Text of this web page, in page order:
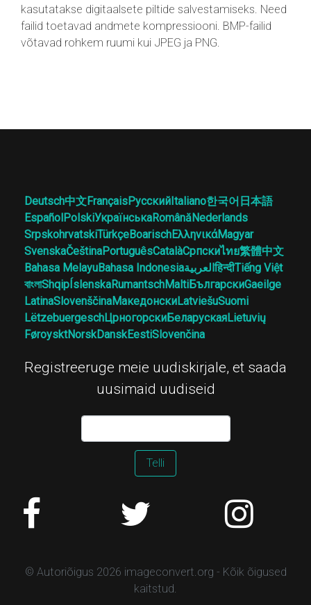
kasutatakse digitaalsete piltide salvestamiseks. Need
failid toetavad andmete kompressiooni. BMP-failid
võtavad rohkem ruumi kui JPEG ja PNG.
Deutsch中文FrançaisРусскийItaliano한국어 日本語
EspañolPolskiУкраїнськаRomânăNederlands
SrpskohrvatskiTürkçeBoarischΕλληνικάMagyar
SvenskaČeštinaPortuguêsCatalàСрпскиไทย繁體中文
Bahasa MelayuBahasa Indonesiaالعربيةहिन्दीTiếng Việt
বাংলাShqipÍslenskaRumantschMaltiБългарскиGaeilge
LatinaSlovenščinaМакедонскиLatviešuSuomi
LëtzebuergeschЦрногорскиБеларускаяLietuvių
FøroysktNorskDanskEestiSlovenčina
Registreeruge meie uudiskirjale, et saada
uusimaid uudiseid
Telli
© Autoriõigus 2026 imageconvert.org - Kõik õigused
kaitstud.